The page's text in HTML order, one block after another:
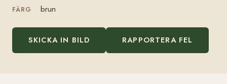
FÄRG brun
SKICKA IN BILD RAPPORTERA FEL